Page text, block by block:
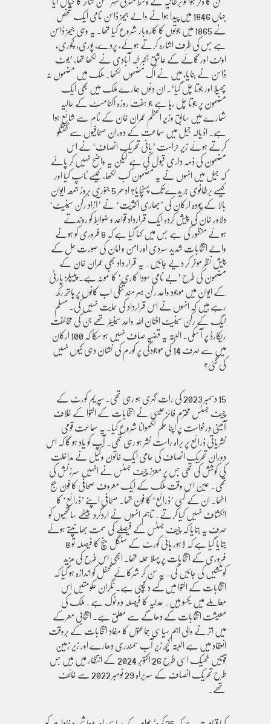
جہاں 1846 میں پیدا ہوانے والے جیمز ڈاسن نامی ایک شخص
نے 1865 میں جوتوں کا کاروبار شروع کیا تھا۔ یہ وہی جیمز ڈاسن
ہے جس کی طرف اشارہ کرتے ہوئے، پردے، پوری، کچوری،
اونٹ اور گائے کے عاشق اکبر الہ آبادی نے لکھا تھا، ’بوٹ
ڈاسن نے بنایا، میں نے اک مضموں لکھا۔ ملک میں مضموں نہ
پھیلا اور جوتا چل گیا‘۔ ان دنوں ہمارے ملک میں بھی ایک
مضمون پر جوتا چل رہا ہے جو ہفت روزہ اکنامسٹ کے حالیہ
شمارے میں سابق وزیر اعظم عمران خان کے نام سے شائع ہوا
ہے۔ اڈیالہ جیل میں سماعت کے دوران صحافیوں سے گفتگو
کرتے ہوئے زیر حراست ’بانی تحریک انصاف‘ نے اس
مضمون کی ذمہ داری قبول کی ہے لیکن یہ واضح نہیں کر پائے
کہ جیل میں انہوں نے یہ مضمون کب لکھا، کیسے ٹائپ کیا اور
کیسے برطانوی جریدے تک پہنچایا؟ ادھر 5 جنوری بروز جمعہ ایوان
بالا کے چودہ ارکان کی ’بھاری اکثریت‘ نے ’آزاد رکن سینیٹ‘
دلاور خان کی پیش کردہ ایک قرارداد قواعد و ضوابط کو روندتے
ہوئے منظور کی ہے جس میں کہا گیا ہے کہ 8 فروری کو ہونے
والے انتخابات شدید سردی اور امن و امان کی صورت حل کے
پیش نظر موخر کر دیے جائیں۔ یہ قرار داد بھی عمران خان کے
مضمون کی طرح ’بے نامی سودا کاری‘ کا نمونہ ہے۔ پیپلز پارٹی
کے ایوان میں موجود واحد رکن بہر مند تنگی اب کانوں پر ہاتھ رکھ
رہے ہیں کہ انہوں نے اس قرارداد کی حمایت نہیں کی۔ مسلم
لیگ کے رکن سینیٹ افنان اللہ واحد سینیٹر تھے جن کی مخالفت
ریکارڈ پر آ سکی۔ البتہ یہ قضیہ صاف نہیں ہو سکا کہ 100 ارکان
میں سے صرف 14 کی موجودگی پر کورم کی نشان دہی کیوں نہیں
کی گئی؟
15 دسمبر 2023 کی رات گہری ہو رہی تھی۔ سپریم کورٹ کے
چیف جسٹس محترم فائز عیسیٰ نے انتخابات کے التوا کے خلاف
آئینی درخواست پر اپنا حکم لکھوانا شروع کیا۔ یہ سماعت قومی
نشریاتی ذرائع پر براہ راست نشر ہو رہی تھی۔ آپ کو یاد ہو گا کہ اس
دوران تحریک انصاف کی حامی ایک خاتون وکیل نے مداخلت
کی کوشش کی تھی جس پر معزز چیف جسٹس نے انہیں سرزنش کی
تھی۔ عین اس وقت ملک کے ایک معروف صحافی کا فون بج
اٹھا۔ ان کے کسی ’ذرائع‘ کا فون تھا۔ صحافی اپنے ’ذرائع‘ کا
انکشاف نہیں کیا کرتے۔ تاہم انہوں نے اردگرد بیٹھے ساتھیوں کو
صرف یہ بتایا کہ چیف جسٹس کے فیصلے کی سمت بھانپتے ہوئے
بتایا گیا ہے کہ لاہور ہائی کورٹ کے سنگل بنچ کا فیصلہ تو 8
فروری کے انتخابات پر پہلا حملہ تھا۔ ابھی اس طرح کی مزید
کوششیں کی جائیں گی۔ یہ سن کر شرکائے محفل کو اندازہ ہو گیا کہ
انتخابات کے التوا میں کسے دلچسپی ہے۔ نگران حکومتیں اس
معاملے میں یکسو ہیں۔ عدلیہ کا فیصلہ دو ٹوک ہے۔ ملک کی
معیشت انتخابات کے دھاگے سے معلق ہے۔ انتخابی معرکے
میں اترنے والی اہم سیاسی جماعتوں کا مفاد انتخابات کے بروقت
انعقاد میں ہے البتہ کچھ زیر آب سمندری دھارے اور زیر زمین
قوتیں ٹھیک اسی طرح 26 اکتوبر 2024 کے انتظار میں ہیں جس
طرح تحریک انصاف کے سربراہ 29 نومبر 2022 سے خائف
تھے۔